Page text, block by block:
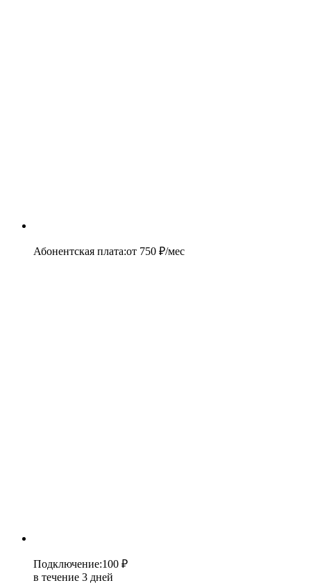
Абонентская плата:от 750 ₽/мес
Подключение:100 ₽
в течение 3 дней